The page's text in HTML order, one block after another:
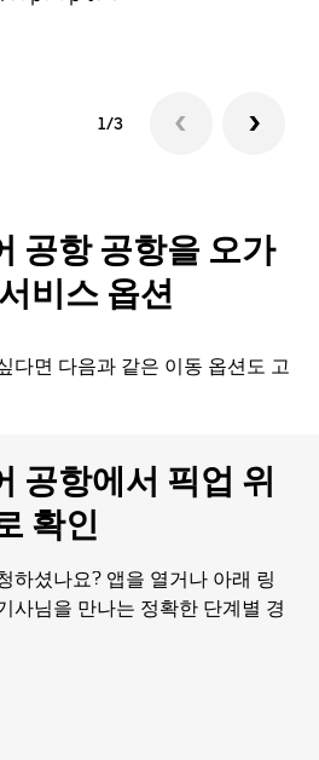
1/3
공항 공항을 오가
비스 옵션
다면 다음과 같은 이동 옵션도 고
공항에서 픽업 위
확인
하셨나요? 앱을 열거나 아래 링
사님을 만나는 정확한 단계별 경